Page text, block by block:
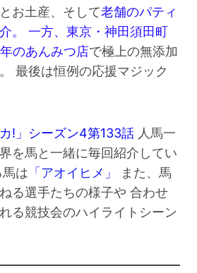
お土産、そして老舗のパティ
。
一方、東京・神田須田町
のあんみつ店で極上の無添加
最後は恒例の応援マジック
!」シーズン4第133話 人馬一
を馬と一緒に毎回紹介してい
は 「アオイヒメ」
また、馬
る選手たちの様子や 合わせ
る競技会のハイライトシーン